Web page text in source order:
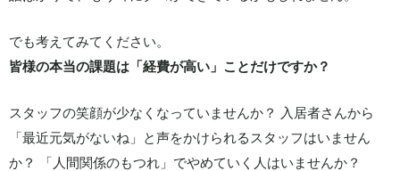
でも考えてみてください。
皆様の本当の課題は「経費が高い」ことだけですか？
スタッフの笑顔が少なくなっていませんか？ 入居者さんから
「最近元気がないね」と声をかけられるスタッフはいません
か？ 「人間関係のもつれ」でやめていく人はいませんか？